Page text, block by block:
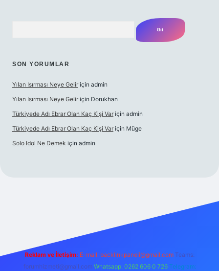
SON YORUMLAR
Yılan Isırması Neye Gelir için admin
Yılan Isırması Neye Gelir için Dorukhan
Türkiyede Adı Ebrar Olan Kaç Kişi Var için admin
Türkiyede Adı Ebrar Olan Kaç Kişi Var için Müge
Solo Idol Ne Demek için admin
Reklam ve İletişim: E-mail: backlinkpaneli@gmail.com Teams:
forumhizmeti@gmail.com Whatsapp: 0262 606 0 726 Telegram: